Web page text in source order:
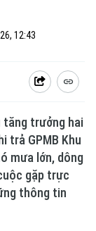
12:43
tăng trưởng hai
trả GPMB Khu
mưa lớn, dông
gặp trực
thông tin